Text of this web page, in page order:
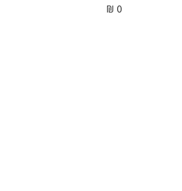
0 ₪